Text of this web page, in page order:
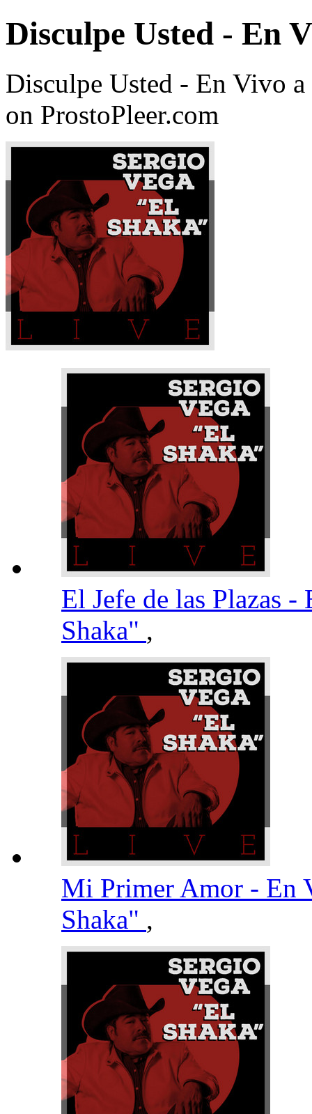
Disculpe Usted - En
Disculpe Usted - En Vivo
on ProstoPleer.com
El Jefe de las Plazas
Shaka" ,
Mi Primer Amor - En
Shaka" ,